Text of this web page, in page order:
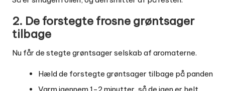
2. De forstegte frosne grøntsager
tilbage
Nu får de stegte grøntsager selskab af aromaterne.
Hæld de forstegte grøntsager tilbage på panden